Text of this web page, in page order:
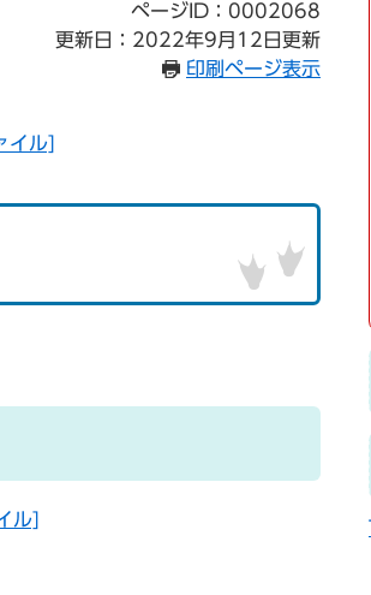
ページID：0002068
更新日：2022年9月12日更新
印刷ページ表示
イル]
ル]